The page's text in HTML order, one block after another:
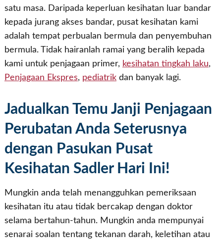
satu masa. Daripada keperluan kesihatan luar bandar
kepada jurang akses bandar, pusat kesihatan kami
adalah tempat perbualan bermula dan penyembuhan
bermula. Tidak hairanlah ramai yang beralih kepada
kami untuk penjagaan primer, kesihatan tingkah laku,
Penjagaan Ekspres, pediatrikdan banyak lagi.
Jadualkan Temu Janji Penjagaan
Perubatan Anda Seterusnya
dengan Pasukan Pusat
Kesihatan Sadler Hari Ini!
Mungkin anda telah menangguhkan pemeriksaan
kesihatan itu atau tidak bercakap dengan doktor
selama bertahun-tahun. Mungkin anda mempunyai
senarai soalan tentang tekanan darah, keletihan atau